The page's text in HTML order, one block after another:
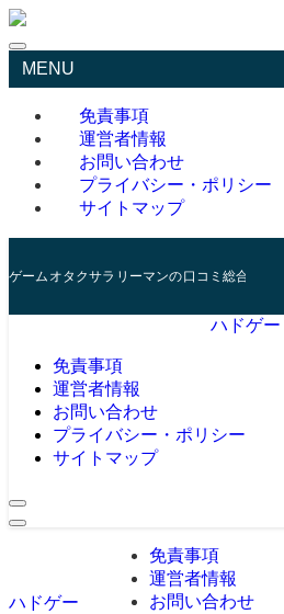
MENU
免責事項
運営者情報
お問い合わせ
プライバシー・ポリシー
サイトマップ
ゲームオタクサラリーマンの口コミ総合サイト
ハドゲー
免責事項
運営者情報
お問い合わせ
プライバシー・ポリシー
サイトマップ
ハドゲー
免責事項
運営者情報
お問い合わせ